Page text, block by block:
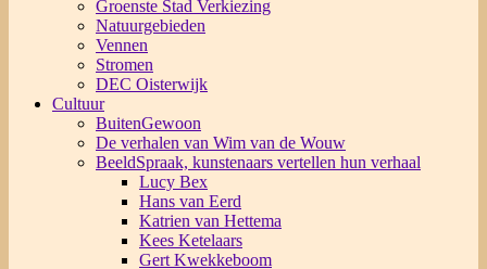
Groenste Stad Verkiezing
Natuurgebieden
Vennen
Stromen
DEC Oisterwijk
Cultuur
BuitenGewoon
De verhalen van Wim van de Wouw
BeeldSpraak, kunstenaars vertellen hun verhaal
Lucy Bex
Hans van Eerd
Katrien van Hettema
Kees Ketelaars
Gert Kwekkeboom